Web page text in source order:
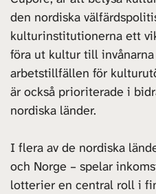
den nordiska
kulturinstitutionerna ett
föra ut kultur till
arbetstillfällen för
är också prioriterade i
nordiska länder.
I flera av de nordiska
och Norge – spelar
lotterier en central roll i